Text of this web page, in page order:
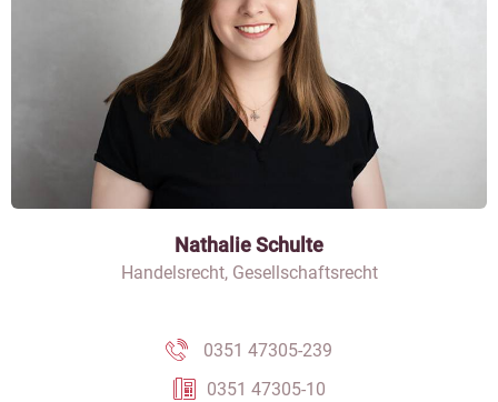
Nathalie Schulte
Handelsrecht, Gesellschaftsrecht
0351 47305-239
0351 47305-10